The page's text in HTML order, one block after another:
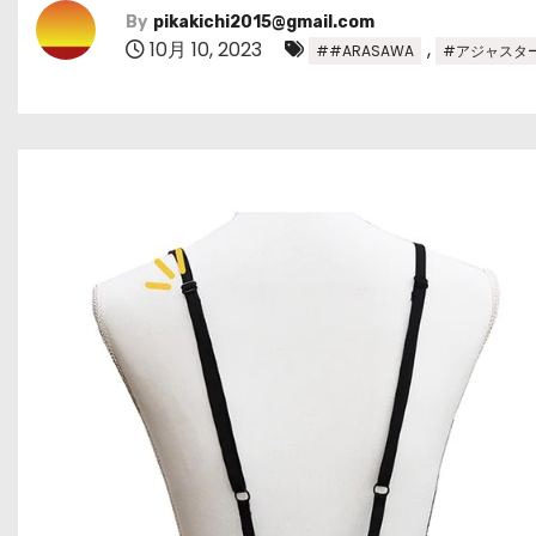
By pikakichi2015@gmail.com
10月 10, 2023 ##ARASAWA , #アジャスタ